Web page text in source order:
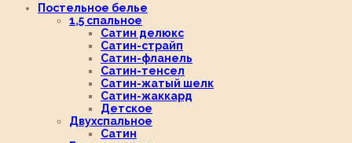
Постельное белье
1,5 спальное
Сатин делюкс
Сатин-страйп
Сатин-фланель
Сатин-тенсел
Сатин-жатый шелк
Сатин-жаккард
Детское
Двухспальное
Сатин